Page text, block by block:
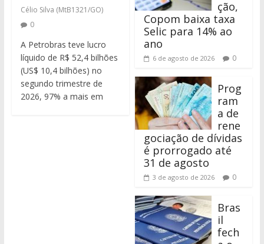
Célio Silva (MtB1321/GO)
0
A Petrobras teve lucro
líquido de R$ 52,4 bilhões
(US$ 10,4 bilhões) no
segundo trimestre de
2026, 97% a mais em
ção,
Copom baixa taxa
Selic para 14% ao
ano
6 de agosto de 2026 0
Prog
ram
a de
rene
gociação de dívidas
é prorrogado até
31 de agosto
3 de agosto de 2026 0
Bras
il
fech